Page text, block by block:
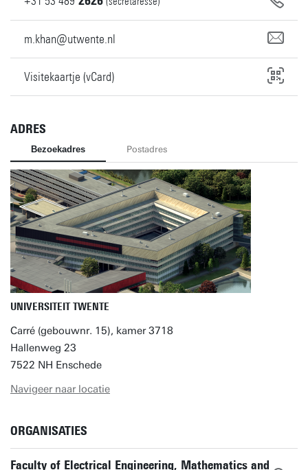
m.khan@utwente.nl
Visitekaartje (vCard)
ADRES
Bezoekadres Postadres
UNIVERSITEIT TWENTE
Carré (gebouwnr. 15), kamer 3718
Hallenweg 23
7522 NH Enschede
Navigeer naar locatie
ORGANISATIES
Faculty of Electrical Engineering, Mathematics and